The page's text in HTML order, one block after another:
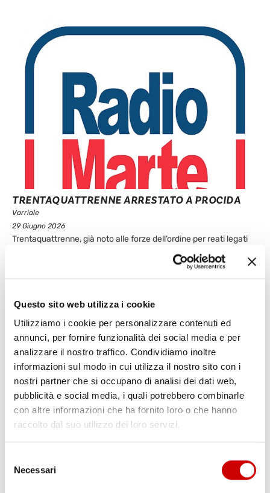
Questo sito web utilizza i cookie
Utilizziamo i cookie per personalizzare contenuti ed
annunci, per fornire funzionalità dei social media e per
analizzare il nostro traffico. Condividiamo inoltre
informazioni sul modo in cui utilizza il nostro sito con i
nostri partner che si occupano di analisi dei dati web,
pubblicità e social media, i quali potrebbero combinarle
con altre informazioni che ha fornito loro o che hanno
raccolto dal suo utilizzo dei loro servizi.
delNecessari
TRENTAQUATTRENNE ARRESTATO A PROCIDA
Varriale
29 Giugno 2026
Trentaquattrenne, già noto alle forze dell’ordine per reati legati
alla violenza di genere, arrestato dai Carabinieri di Procida.
All’alba l’uomo si è introdotto in casa di una vicina ed ha tentato
di avere un approccio fisico con lei. Trentaquattrenne noto alle
Leggi articolo